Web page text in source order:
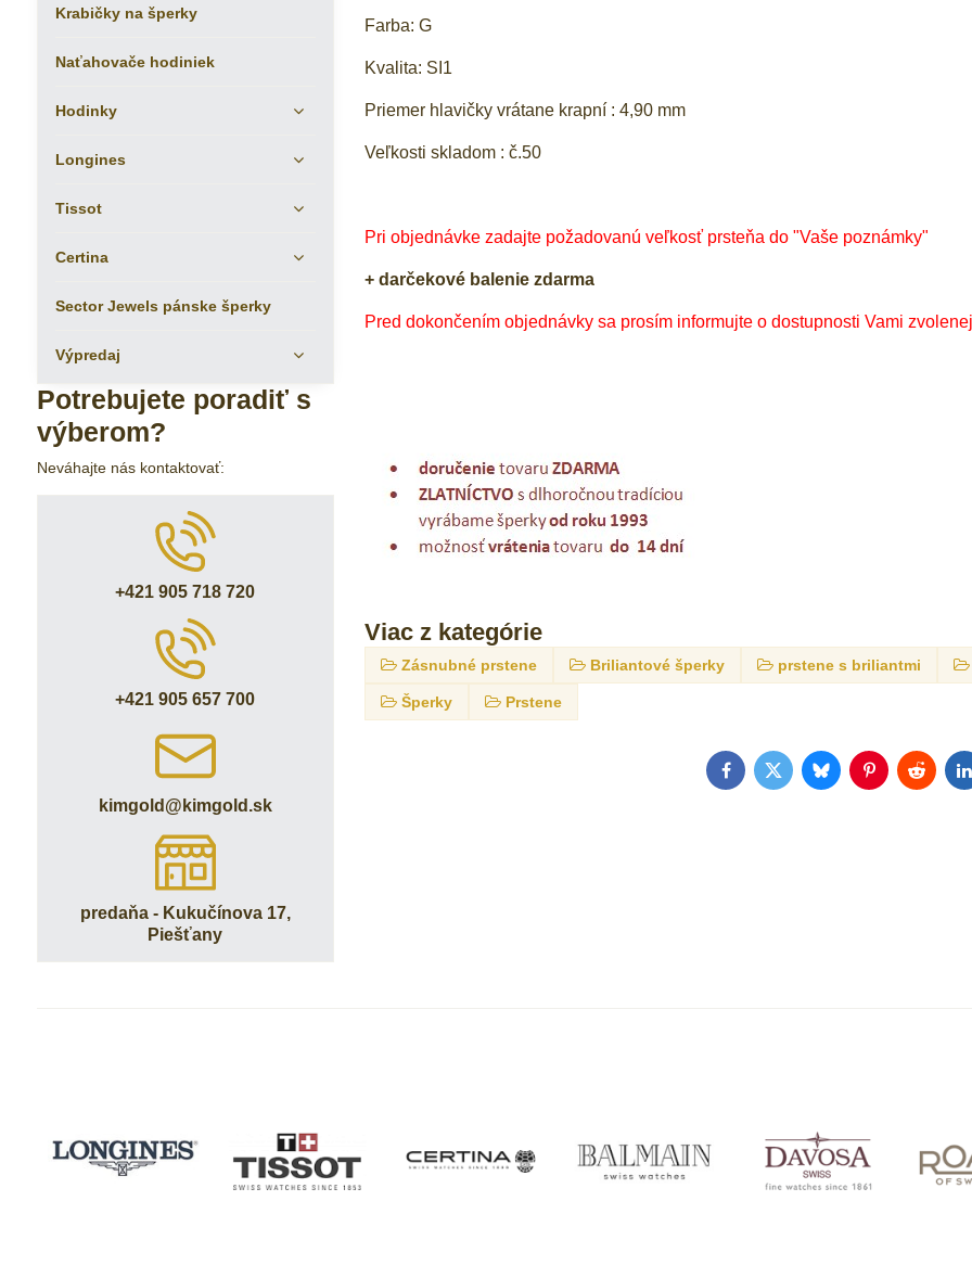
Farba: G
Kvalita: SI1
Priemer hlavičky vrátane krapní : 4,90 mm
Veľkosti skladom : č.50
Pri objednávke zadajte požadovanú veľkosť prsteňa do "Vaše poznámky"
+ darčekové balenie zdarma
Pred dokončením objednávky sa prosím informujte o dostupnosti Vami
Viac z kategórie
Zásnubné prstene Briliantové šperky prstene s briliantmi
Šperky Prstene
FacebookTwitterBlueskyPinterestReddit
Krabičky na šperky
Naťahovače hodiniek
Hodinky
Longines
Tissot
Certina
Sector Jewels pánske šperky
Výpredaj
Potrebujete poradiť s
výberom?
Neváhajte nás kontaktovať:
+421 905 718 720
+421 905 657 700
kimgold​@kimgold​.sk
predaňa - Kukučínova 17,
Piešťany